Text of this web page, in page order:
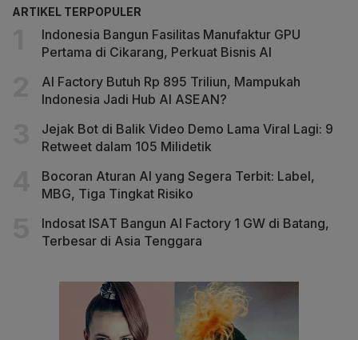
ARTIKEL TERPOPULER
Indonesia Bangun Fasilitas Manufaktur GPU
Pertama di Cikarang, Perkuat Bisnis AI
AI Factory Butuh Rp 895 Triliun, Mampukah
Indonesia Jadi Hub AI ASEAN?
Jejak Bot di Balik Video Demo Lama Viral Lagi: 9
Retweet dalam 105 Milidetik
Bocoran Aturan AI yang Segera Terbit: Label,
MBG, Tiga Tingkat Risiko
Indosat ISAT Bangun AI Factory 1 GW di Batang,
Terbesar di Asia Tenggara